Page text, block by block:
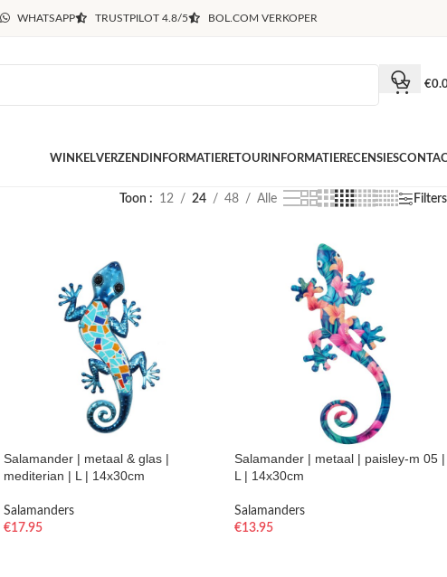
WHATSAPP TRUSTPILOT 4.8/5 BOL.COM VERKOPER
€
WINKELVERZENDINFORMATIERETOURINFORMATIERECENSIES
Toon 12 24 48 Alle Filters
Salamander | metaal & glas |
mediterian | L | 14x30cm
Salamanders
€17.95
Salamander | metaal | paisley-m 05 |
L | 14x30cm
Salamanders
€13.95